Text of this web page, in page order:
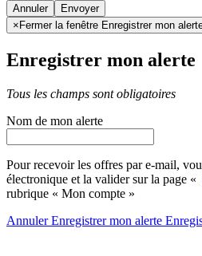
Annuler
× Fermer la fenêtre Enregistrer mon
Enregistrer mon alerte
Tous les champs sont obligatoires
Nom de mon alerte
Pour recevoir les offres par e-mail,
électronique et la valider sur la page «
rubrique « Mon compte »
AnnulerEnregistrer mon alerte